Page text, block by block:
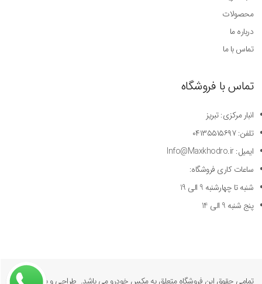
محصولات
درباره ما
تماس با ما
تماس با فروشگاه
انبار مرکزی: تبریز
تلفن: ۰۴۱۳۵۵۱۵۶۹۷
ایمیل: Info@Maxkhodro.ir
ساعات کاری فروشگاه:
شنبه تا چهارشنبه 9 الی 19
پنج شنبه 9 الی 14
تمامی حقوق این فروشگاه متعلق به مکس خودرو می باشد. طراحی و پیاده سازی